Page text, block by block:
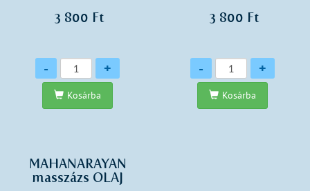
3 800 Ft
Mennyiség
- +
Kosárba
3 800 Ft
Mennyiség
- +
Kosárba
MAHANARAYAN
masszázs OLAJ